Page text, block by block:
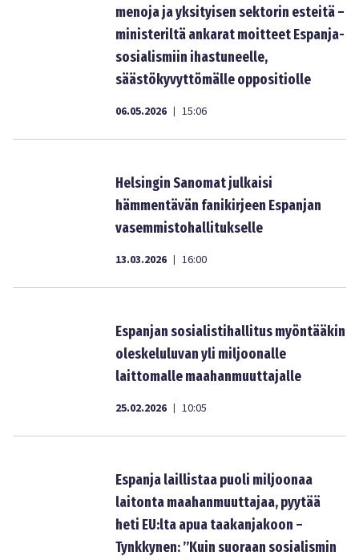
menoja ja yksityisen sektorin esteitä –
ministeriltä ankarat moitteet Espanja-
sosialismiin ihastuneelle,
säästökyvyttömälle oppositiolle
06.05.2026 | 15:06
Helsingin Sanomat julkaisi
hämmentävän fanikirjeen Espanjan
vasemmistohallitukselle
13.03.2026 | 16:00
Espanjan sosialistihallitus myöntääkin
oleskeluluvan yli miljoonalle
laittomalle maahanmuuttajalle
25.02.2026 | 10:05
Espanja laillistaa puoli miljoonaa
laitonta maahanmuuttajaa, pyytää
heti EU:lta apua taakanjakoon –
Tynkkynen: ”Kuin suoraan sosialismin